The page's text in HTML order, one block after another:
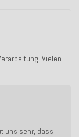
Vielen
uns sehr, dass